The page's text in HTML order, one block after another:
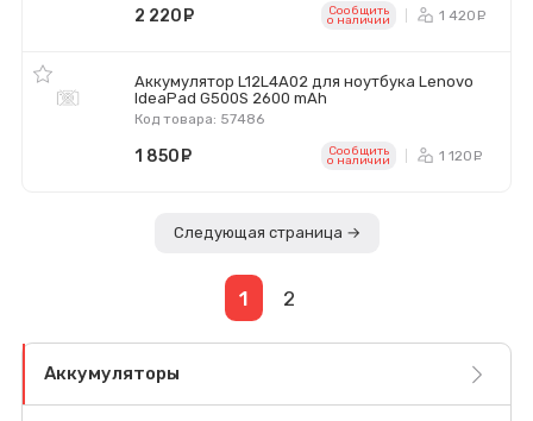
2 220 Сообщить
o наличии 1 420
Аккумулятор L12L4A02 для ноутбука Lenovo
IdeaPad G500S 2600 mAh
Код товара: 57486
1 850 Сообщить
o наличии 1 120
Следующая страница →
1 2
Аккумуляторы